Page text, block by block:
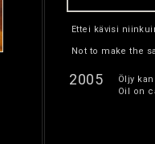
Ettei kävisi
Not to make the
2005
Öljy
Oil on